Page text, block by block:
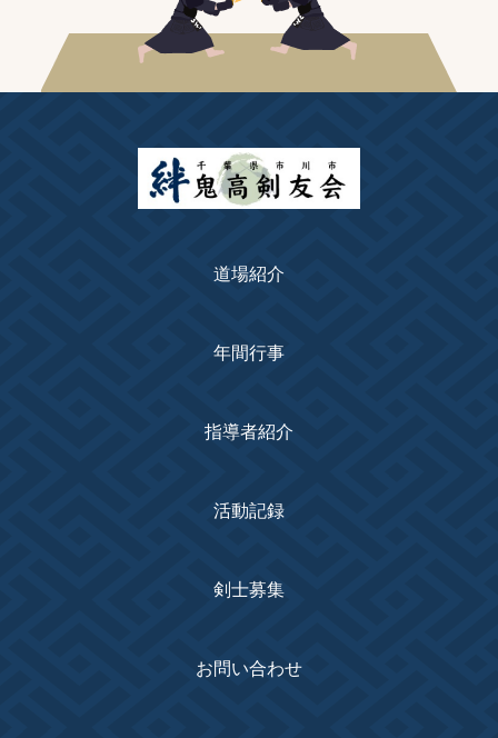
道場紹介
年間行事
指導者紹介
活動記録
剣士募集
お問い合わせ